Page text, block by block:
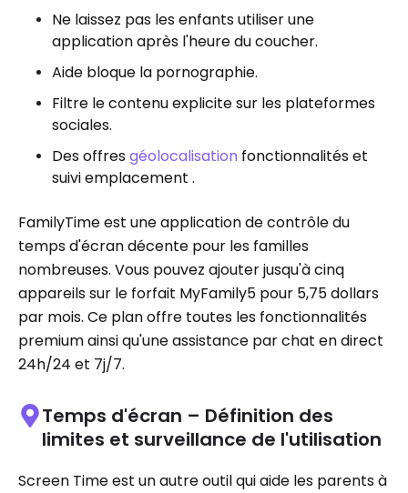
Ne laissez pas les enfants utiliser une
application après l'heure du coucher.
Aide bloque la pornographie.
Filtre le contenu explicite sur les plateformes
sociales.
Des offresgéolocalisation fonctionnalités et
suivi emplacement .
FamilyTime est une application de contrôle du
temps d'écran décente pour les familles
nombreuses. Vous pouvez ajouter jusqu'à cinq
appareils sur le forfait MyFamily5 pour 5,75 dollars
par mois. Ce plan offre toutes les fonctionnalités
premium ainsi qu'une assistance par chat en direct
24h/24 et 7j/7.
Temps d'écran – Définition des
limites et surveillance de l'utilisation
Screen Time est un autre outil qui aide les parents à